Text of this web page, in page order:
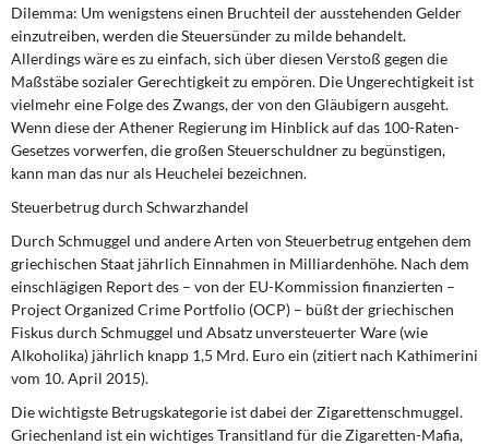
Dilemma: Um wenigstens einen Bruchteil der ausstehenden Gelder
einzutreiben, werden die Steuersünder zu milde behandelt.
Allerdings wäre es zu einfach, sich über diesen Verstoß gegen die
Maßstäbe sozialer Gerechtigkeit zu empören. Die Ungerechtigkeit ist
vielmehr eine Folge des Zwangs, der von den Gläubigern ausgeht.
Wenn diese der Athener Regierung im Hinblick auf das 100-Raten-
Gesetzes vorwerfen, die großen Steuerschuldner zu begünstigen,
kann man das nur als Heuchelei bezeichnen.
Steuerbetrug durch Schwarzhandel
Durch Schmuggel und andere Arten von Steuerbetrug entgehen dem
griechischen Staat jährlich Einnahmen in Milliardenhöhe. Nach dem
einschlägigen Report des – von der EU-Kommission finanzierten –
Project Organized Crime Portfolio (OCP) – büßt der griechischen
Fiskus durch Schmuggel und Absatz unversteuerter Ware (wie
Alkoholika) jährlich knapp 1,5 Mrd. Euro ein (zitiert nach Kathimerini
vom 10. April 2015).
Die wichtigste Betrugskategorie ist dabei der Zigarettenschmuggel.
Griechenland ist ein wichtiges Transitland für die Zigaretten-Mafia,